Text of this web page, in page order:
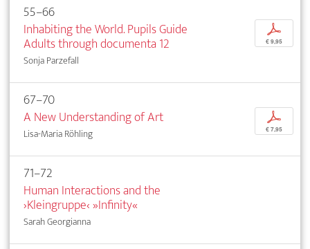
55–66
Inhabiting the World. Pupils Guide
Adults through documenta 12
Sonja Parzefall
p
€ 9,95
67–70
A New Understanding of Art
Lisa-Maria Röhling
p
€ 7,95
71–72
Human Interactions and the
›Kleingruppe‹ »Infinity«
Sarah Georgianna